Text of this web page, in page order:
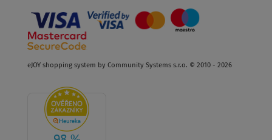
eJOY shopping system by Community Systems s.r.o. © 2010 - 2026